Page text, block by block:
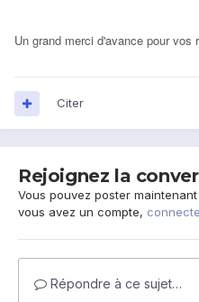
Un grand merci d'avance pour vos
Citer
Rejoignez la
Vous pouvez poster
vous avez un compte,
Répondre à ce sujet…